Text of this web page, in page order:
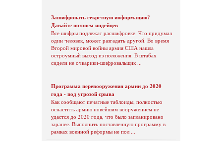
Зашифровать секретную информацию?
Давайте позовем индейцев
Все шифры подлежат расшифровке. Что придумал
один человек, может разгадать другой. Во время
Второй мировой войны армия США нашла
остроумный выход из положения. В штабах
сидели не очкарики-шифровальщик ...
Программа перевооружения армии до 2020
года - под угрозой срыва
Как сообщают печатные таблоиды, полностью
оснастить армию новейшим вооружением не
удастся до 2020 года, что было запланировано
заранее. Выполнить поставленную программу в
рамках военной реформы не пол ...